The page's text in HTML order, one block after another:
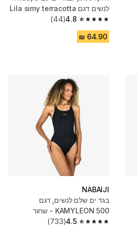
לנשים דגם Lila simy terracotta
4.8
4.8 out of 5 stars from 44 reviews
(44)
NABAIJI
בגד ים שלם לנשים, דגם
KAMYLEON 500 - שחור
4.5
(733)